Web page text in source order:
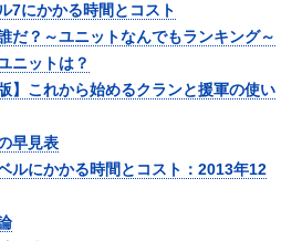
7にかかる時間とコスト
だ？～ユニットなんでもランキング～
ニットは？
】これから始めるクランと援軍の使い
早見表
ルにかかる時間とコスト：2013年12